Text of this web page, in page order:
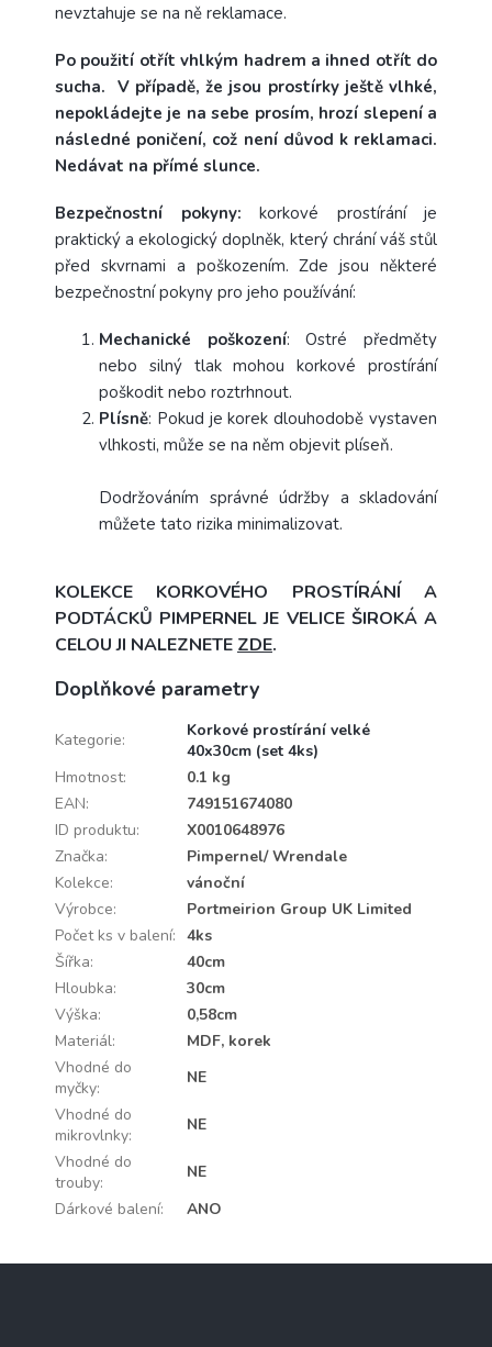
nevztahuje se na ně reklamace.
Po použití otřít vhlkým hadrem a ihned otřít do
sucha. V případě, že jsou prostírky ještě vlhké,
nepokládejte je na sebe prosím, hrozí slepení a
následné poničení, což není důvod k reklamaci.
Nedávat na přímé slunce.
Bezpečnostní pokyny: korkové prostírání je
praktický a ekologický doplněk, který chrání váš stůl
před skvrnami a poškozením. Zde jsou některé
bezpečnostní pokyny pro jeho používání:
Mechanické poškození: Ostré předměty
nebo silný tlak mohou korkové prostírání
poškodit nebo roztrhnout.
Plísně: Pokud je korek dlouhodobě vystaven
vlhkosti, může se na něm objevit plíseň.
Dodržováním správné údržby a skladování
můžete tato rizika minimalizovat.
KOLEKCE KORKOVÉHO PROSTÍRÁNÍ A
PODTÁCKŮ PIMPERNEL JE VELICE ŠIROKÁ A
CELOU JI NALEZNETE ZDE.
Doplňkové parametry
Kategorie:
Korkové prostírání velké
40x30cm (set 4ks)
Hmotnost:
0.1 kg
EAN:
749151674080
ID produktu:
X0010648976
Značka:
Pimpernel/ Wrendale
Kolekce:
vánoční
Výrobce:
Portmeirion Group UK Limited
Počet ks v balení: 4ks
Šířka:
40cm
Hloubka:
30cm
Výška:
0,58cm
Materiál:
MDF, korek
Vhodné do
myčky:
NE
Vhodné do
mikrovlnky:
NE
Vhodné do
trouby:
NE
Dárkové balení: ANO